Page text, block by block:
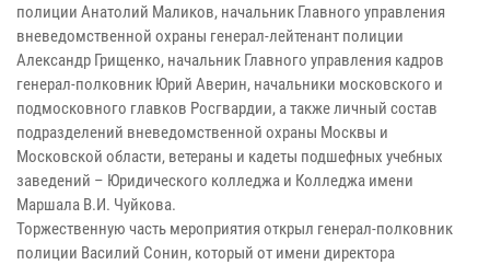
полиции Анатолий Маликов, начальник Главного управления
вневедомственной охраны генерал-лейтенант полиции
Александр Грищенко, начальник Главного управления кадров
генерал-полковник Юрий Аверин, начальники московского и
подмосковного главков Росгвардии, а также личный состав
подразделений вневедомственной охраны Москвы и
Московской области, ветераны и кадеты подшефных учебных
заведений – Юридического колледжа и Колледжа имени
Маршала В.И. Чуйкова.
Торжественную часть мероприятия открыл генерал-полковник
полиции Василий Сонин, который от имени директора